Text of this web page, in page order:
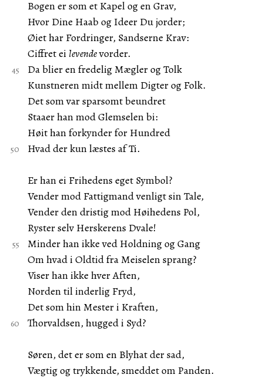
Bogen er som et Kapel og en Grav,
Hvor Dine Haab og Ideer Du jorder;
Øiet har Fordringer, Sandserne Krav:
Ciffret ei levendevorder.
Da blier en fredelig Mægler og Tolk
Kunstneren midt mellem Digter og Folk.
Det som var sparsomt beundret
Staaer han mod Glemselen bi:
Høit han forkynder for Hundred
Hvad der kun læstes af Ti.
Er han ei Frihedens eget Symbol?
Vender mod Fattigmand venligt sin Tale,
Vender den dristig mod Høihedens Pol,
Ryster selv Herskerens Dvale!
Minder han ikke ved Holdning og Gang
Om hvad i Oldtid fra Meiselen sprang?
Viser han ikke hver Aften,
Norden til inderlig Fryd,
Det som hin Mester i Kraften,
Thorvaldsen, hugged i Syd?
Søren, det er som en Blyhat der sad,
Vægtig og trykkende, smeddet om Panden.